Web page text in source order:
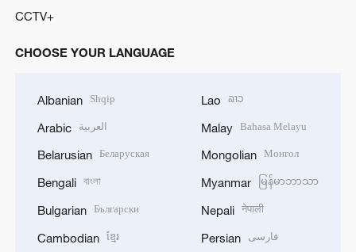
CCTV+
CHOOSE YOUR LANGUAGE
Albanian Shqip
Arabic العربية
Belarusian Беларуская
Bengali বাংলা
Bulgarian Български
Cambodian ខ្មែរ
Lao ລາວ
Malay Bahasa Melayu
Mongolian Монгол
Myanmar မြန်မာဘာသာ
Nepali नेपाली
Persian فارسی